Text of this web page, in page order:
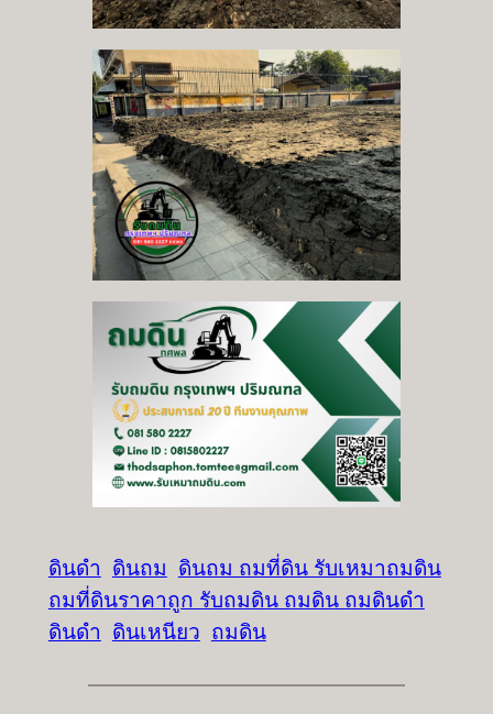
ดินดำ ดินถม ดินถม ถมที่ดิน รับเหมาถมดิน
ถมที่ดินราคาถูก รับถมดิน ถมดิน ถมดินดำ
ดินดำ ดินเหนียว ถมดิน